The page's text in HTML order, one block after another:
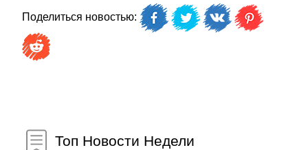
Поделиться новостью:
Топ Новости Недели